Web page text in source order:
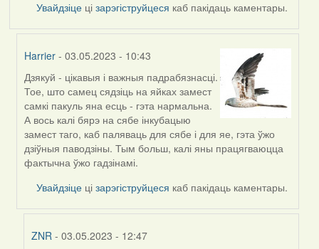
Увайдзіце цізарэгіструйцеся каб пакідаць каментары.
Harrier - 03.05.2023 - 10:43
In
reply
to
by
ZNR
Дзякуй - цікавыя і важныя падрабязнасці.
Тое, што самец сядзіць на яйках замест
самкі пакуль яна есць - гэта нармальна.
А вось калі бярэ на сябе інкубацыю
замест таго, каб паляваць для сябе і для яе, гэта ўжо
дзіўныя паводзіны. Тым больш, калі яны працягваюцца
фактычна ўжо гадзінамі.
Увайдзіце цізарэгіструйцеся каб пакідаць каментары.
ZNR - 03.05.2023 - 12:47